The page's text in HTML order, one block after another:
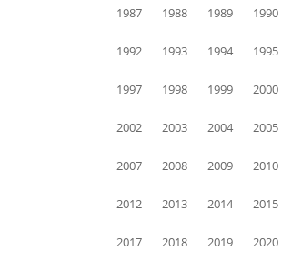
1987 1988 1989 1990
1992 1993 1994 1995
1997 1998 1999 2000
2002 2003 2004 2005
2007 2008 2009 2010
2012 2013 2014 2015
2017 2018 2019 2020